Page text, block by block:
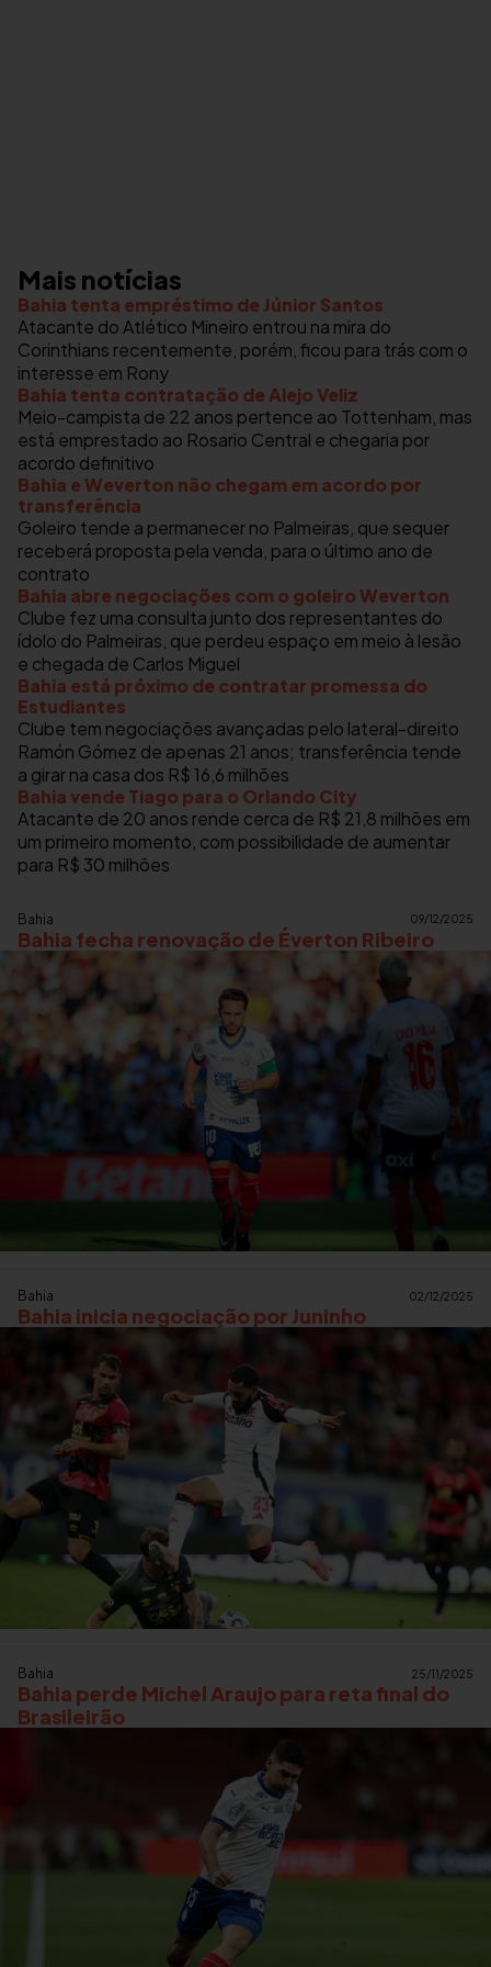
Mais notícias
Bahia tenta empréstimo de Júnior Santos
Atacante do Atlético Mineiro entrou na mira do
Corinthians recentemente, porém, ficou para trás com o
interesse em Rony
Bahia tenta contratação de Alejo Veliz
Meio-campista de 22 anos pertence ao Tottenham, mas
está emprestado ao Rosario Central e chegaria por
acordo definitivo
Bahia e Weverton não chegam em acordo por
transferência
Goleiro tende a permanecer no Palmeiras, que sequer
receberá proposta pela venda, para o último ano de
contrato
Bahia abre negociações com o goleiro Weverton
Clube fez uma consulta junto dos representantes do
ídolo do Palmeiras, que perdeu espaço em meio à lesão
e chegada de Carlos Miguel
Bahia está próximo de contratar promessa do
Estudiantes
Clube tem negociações avançadas pelo lateral-direito
Ramón Gómez de apenas 21 anos; transferência tende
a girar na casa dos R$ 16,6 milhões
Bahia vende Tiago para o Orlando City
Atacante de 20 anos rende cerca de R$ 21,8 milhões em
um primeiro momento, com possibilidade de aumentar
para R$ 30 milhões
Bahia 09/12/2025
Bahia fecha renovação de Éverton Ribeiro
Bahia 02/12/2025
Bahia inicia negociação por Juninho
Bahia 25/11/2025
Bahia perde Michel Araujo para reta final do
Brasileirão